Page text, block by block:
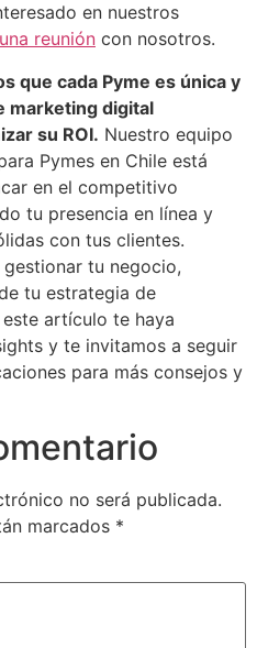
en nuestros
reunión con nosotros.
que cada Pyme es única y
marketing digital
su ROI. Nuestro equipo
Pymes en Chile está
en el competitivo
tu presencia en línea y
con tus clientes.
tu negocio,
tu estrategia de
artículo te haya
y te invitamos a seguir
para más consejos y
no será publicada.
marcados *